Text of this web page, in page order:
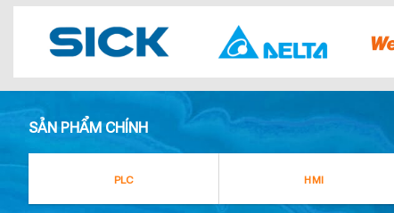
SẢN PHẨM CHÍNH
PLC HMI